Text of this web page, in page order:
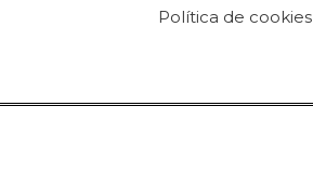
Política de cookies